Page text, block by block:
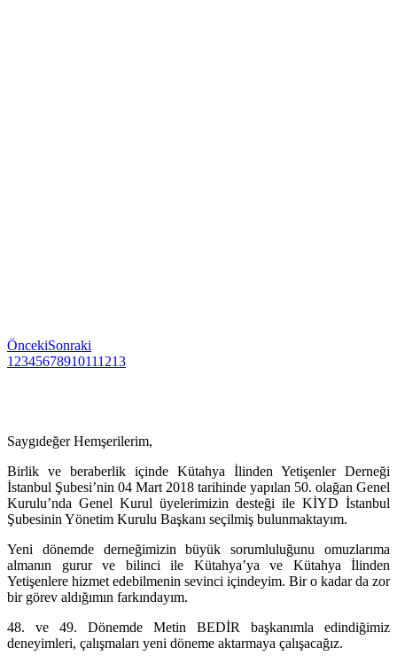
ÖncekiSonraki
1 2345678910111213
Saygıdeğer Hemşerilerim,
Birlik ve beraberlik içinde Kütahya İlinden Yetişenler Derneği
İstanbul Şubesi’nin 04 Mart 2018 tarihinde yapılan 50. olağan Genel
Kurulu’nda Genel Kurul üyelerimizin desteği ile KİYD İstanbul
Şubesinin Yönetim Kurulu Başkanı seçilmiş bulunmaktayım.
Yeni dönemde derneğimizin büyük sorumluluğunu omuzlarıma
almanın gurur ve bilinci ile Kütahya’ya ve Kütahya İlinden
Yetişenlere hizmet edebilmenin sevinci içindeyim. Bir o kadar da zor
bir görev aldığımın farkındayım.
48. ve 49. Dönemde Metin BEDİR başkanımla edindiğimiz
deneyimleri, çalışmaları yeni döneme aktarmaya çalışacağız.